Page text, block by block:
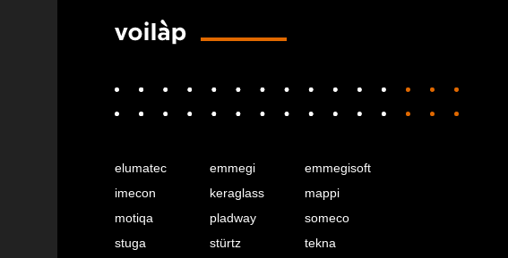
elumatec emmegi
emmegisoft
imecon
keraglass
mappi
motiqa
pladway
someco
stuga
stürtz tekna